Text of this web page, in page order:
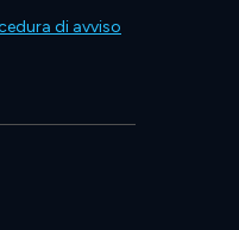
di avviso